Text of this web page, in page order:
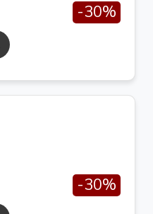
-30%
-30%